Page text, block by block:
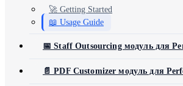
🚀 Getting Started
📖 Usage Guide
📅 Staff Outsourcing модуль для
📄 PDF Customizer модуль для